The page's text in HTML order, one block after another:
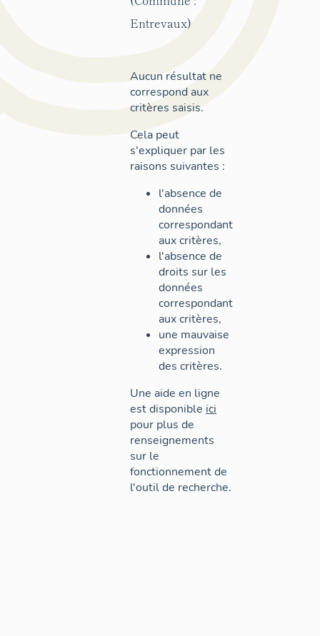
Entrevaux)
Aucun résultat ne
correspond aux
critères saisis.
Cela peut
s'expliquer par les
raisons suivantes :
l'absence de
données
correspondant
aux critères,
l'absence de
droits sur les
données
correspondant
aux critères,
une mauvaise
expression
des critères.
Une aide en ligne
est disponible ici
pour plus de
renseignements
sur le
fonctionnement de
l'outil de recherche.